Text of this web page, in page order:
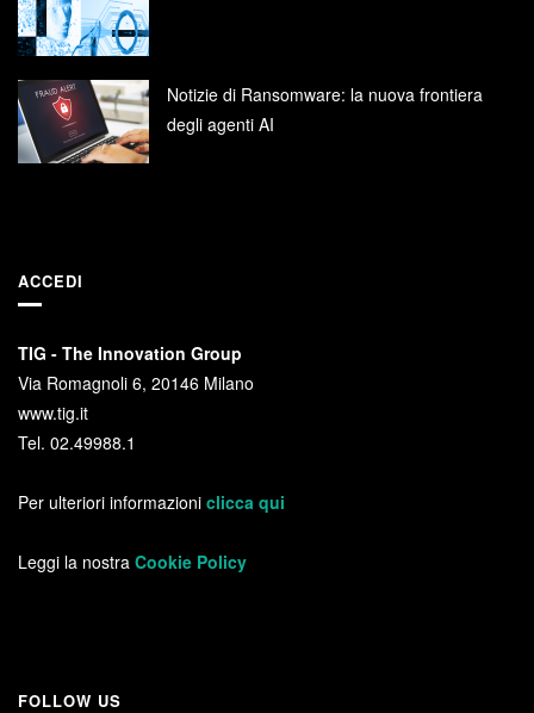
Notizie di Ransomware: la nuova frontiera
degli agenti AI
ACCEDI
TIG - The Innovation Group
Via Romagnoli 6, 20146 Milano
www.tig.it
Tel. 02.49988.1
Per ulteriori informazioni clicca qui
Leggi la nostra Cookie Policy
FOLLOW US